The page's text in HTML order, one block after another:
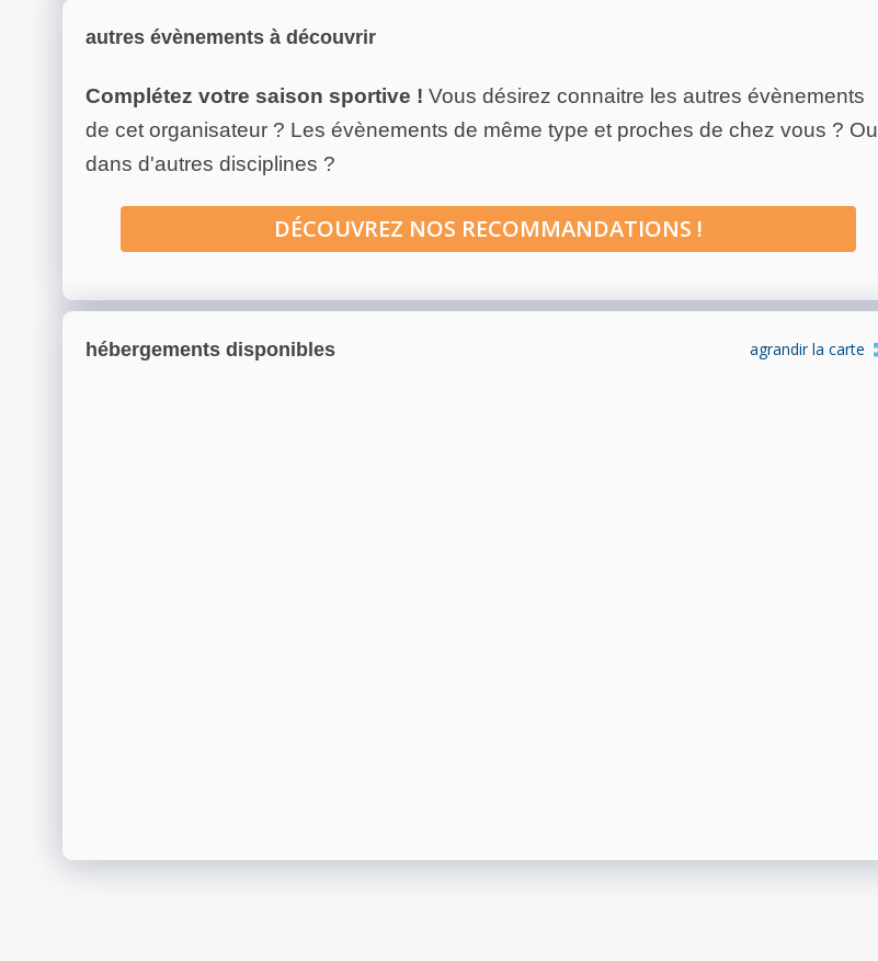
autres évènements à découvrir
Complétez votre saison sportive ! Vous désirez connaitre les autres évènements
de cet organisateur ? Les évènements de même type et proches de chez vous ? Ou
dans d'autres disciplines ?
DÉCOUVREZ NOS RECOMMANDATIONS !
hébergements disponibles agrandir la carte